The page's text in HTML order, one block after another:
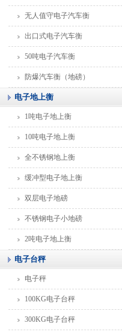
无人值守电子汽车衡
出口式电子汽车衡
50吨电子汽车衡
防爆汽车衡（地磅）
电子地上衡
1吨电子地上衡
10吨电子地上衡
全不锈钢地上衡
缓冲型电子地上衡
双层电子地磅
不锈钢电子小地磅
2吨电子地上衡
电子台秤
电子秤
100KG电子台秤
300KG电子台秤